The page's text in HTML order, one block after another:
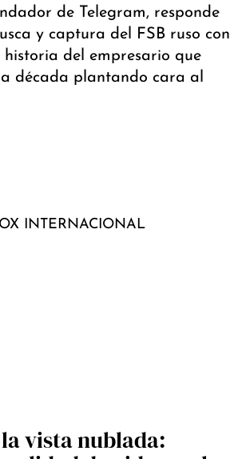
de Telegram, responde
y captura del FSB ruso con
historia del empresario que
década plantando cara al
INTERNACIONAL
vista nublada: